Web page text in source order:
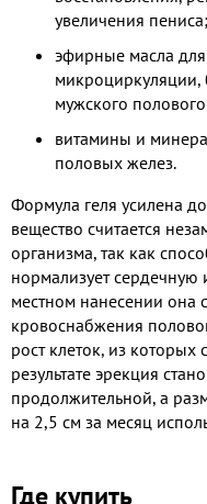
увеличения пениса;
эфирные масла
микроциркуляции,
мужского
витамины и
половых желез.
Формула геля усилена
вещество считается
организма, так как
нормализует сердечную
местном нанесении она
кровоснабжения
рост клеток, из которых
результате эрекция
продолжительной, а
на 2,5 см за месяц
Где купить